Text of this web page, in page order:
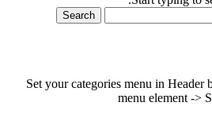
Search
Set your categories menu in
menu element ->